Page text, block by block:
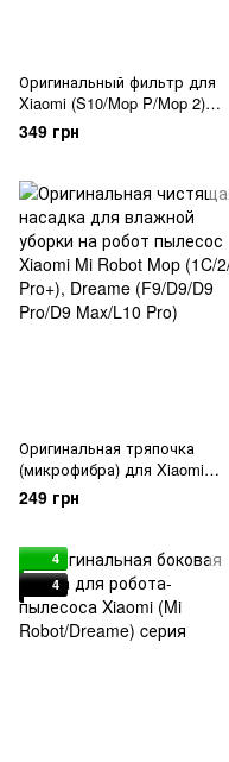
Оригинальный фильтр для
Xiaomi (S10/Mop P/Mop 2)
Viomi (SE/V2/V3 серий)
349 грн
Оригинальная тряпочка
(микрофибра) для Xiaomi
серии (Dreame/Mi Robot)
249 грн
4
4